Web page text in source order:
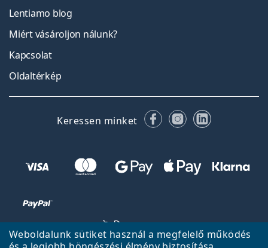
Weboldalunk sütiket használ a megfelelő működés
Lentiamo blog
Miért vásároljon nálunk?
Kapcsolat
Oldaltérkép
Keressen minket FacebookInstagram
LinkedIn